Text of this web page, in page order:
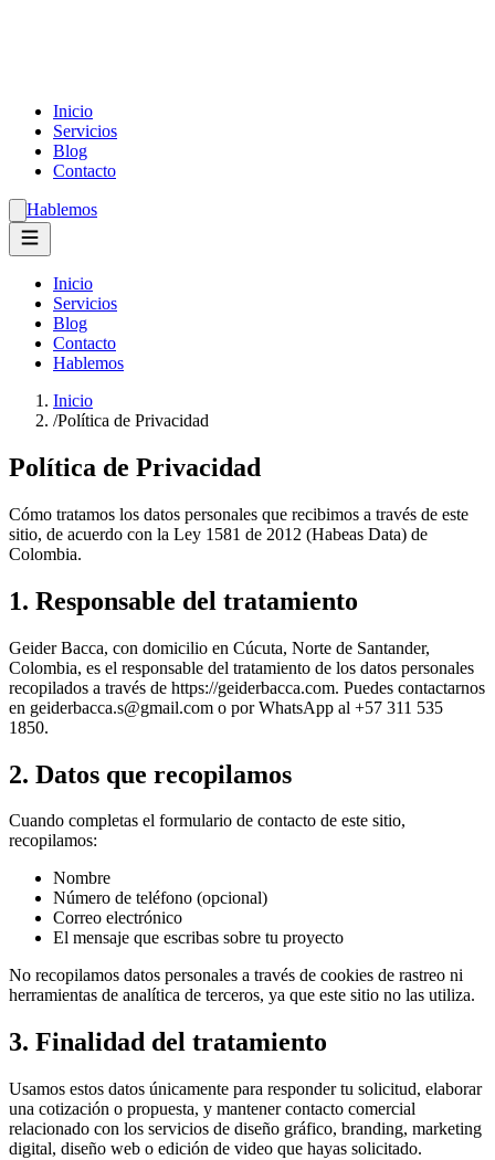
Inicio
Servicios
Blog
Contacto
Hablemos
Inicio
Servicios
Blog
Contacto
Hablemos
Inicio
/Política de Privacidad
Política de Privacidad
Cómo tratamos los datos personales que recibimos a través de este
sitio, de acuerdo con la Ley 1581 de 2012 (Habeas Data) de
Colombia.
1. Responsable del tratamiento
Geider Bacca, con domicilio en Cúcuta, Norte de Santander,
Colombia, es el responsable del tratamiento de los datos personales
recopilados a través de https://geiderbacca.com. Puedes contactarnos
en geiderbacca.s@gmail.com o por WhatsApp al +57 311 535
1850.
2. Datos que recopilamos
Cuando completas el formulario de contacto de este sitio,
recopilamos:
Nombre
Número de teléfono (opcional)
Correo electrónico
El mensaje que escribas sobre tu proyecto
No recopilamos datos personales a través de cookies de rastreo ni
herramientas de analítica de terceros, ya que este sitio no las utiliza.
3. Finalidad del tratamiento
Usamos estos datos únicamente para responder tu solicitud, elaborar
una cotización o propuesta, y mantener contacto comercial
relacionado con los servicios de diseño gráfico, branding, marketing
digital, diseño web o edición de video que hayas solicitado.